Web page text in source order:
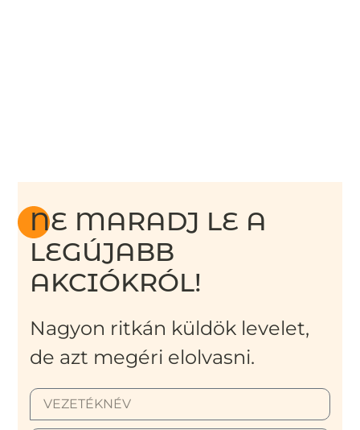
NE MARADJ LE A
LEGÚJABB
AKCIÓKRÓL!
Nagyon ritkán küldök levelet,
de azt megéri elolvasni.